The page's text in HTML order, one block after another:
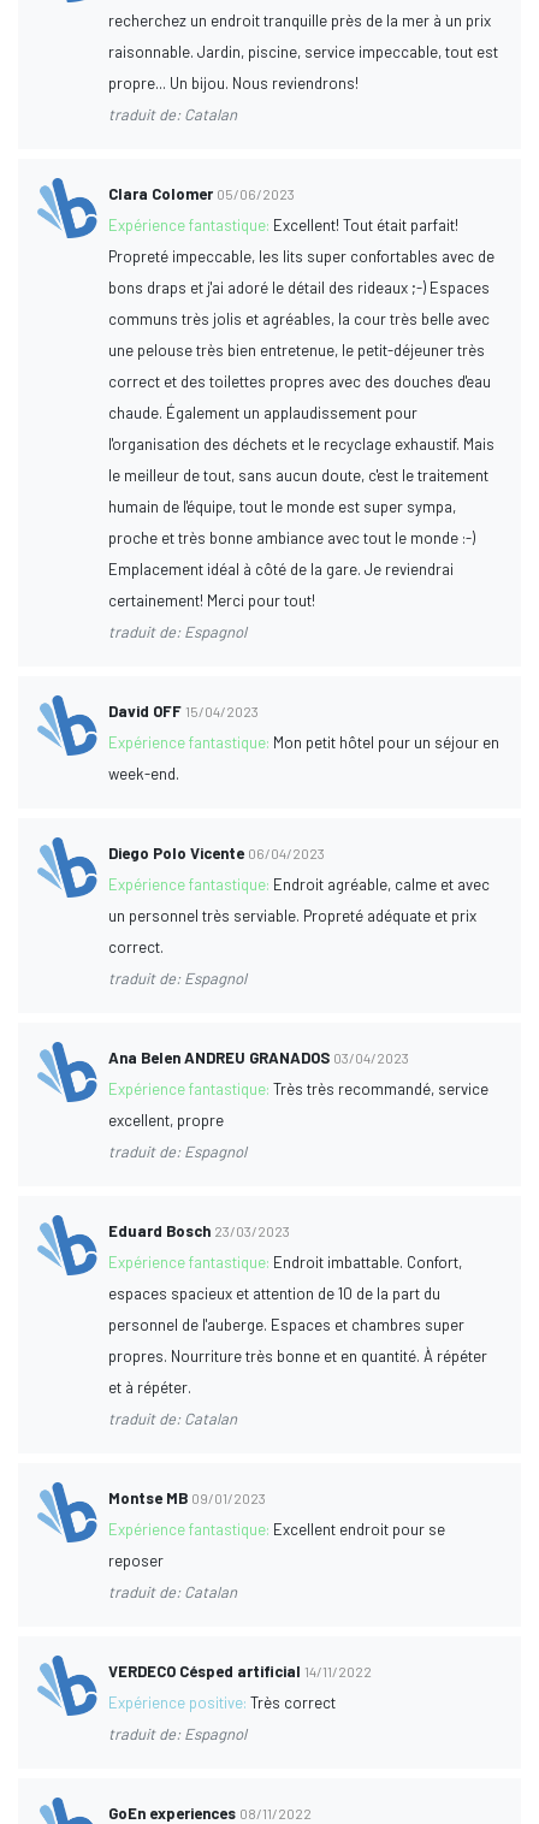
recherchez un endroit tranquille près de la mer à un prix
raisonnable. Jardin, piscine, service impeccable, tout est
propre... Un bijou. Nous reviendrons!
traduit de: Catalan
Clara Colomer 05/06/2023
Expérience fantastique: Excellent! Tout était parfait!
Propreté impeccable, les lits super confortables avec de
bons draps et j'ai adoré le détail des rideaux ;-) Espaces
communs très jolis et agréables, la cour très belle avec
une pelouse très bien entretenue, le petit-déjeuner très
correct et des toilettes propres avec des douches d'eau
chaude. Également un applaudissement pour
l'organisation des déchets et le recyclage exhaustif. Mais
le meilleur de tout, sans aucun doute, c'est le traitement
humain de l'équipe, tout le monde est super sympa,
proche et très bonne ambiance avec tout le monde :-)
Emplacement idéal à côté de la gare. Je reviendrai
certainement! Merci pour tout!
traduit de: Espagnol
David OFF 15/04/2023
Expérience fantastique: Mon petit hôtel pour un séjour en
week-end.
Diego Polo Vicente 06/04/2023
Expérience fantastique: Endroit agréable, calme et avec
un personnel très serviable. Propreté adéquate et prix
correct.
traduit de: Espagnol
Ana Belen ANDREU GRANADOS 03/04/2023
Expérience fantastique:Très très recommandé, service
excellent, propre
traduit de: Espagnol
Eduard Bosch 23/03/2023
Expérience fantastique: Endroit imbattable. Confort,
espaces spacieux et attention de 10 de la part du
personnel de l'auberge. Espaces et chambres super
propres. Nourriture très bonne et en quantité. À répéter
et à répéter.
traduit de: Catalan
Montse MB 09/01/2023
Expérience fantastique: Excellent endroit pour se
reposer
traduit de: Catalan
VERDECO Césped artificial 14/11/2022
Expérience positive:Très correct
traduit de: Espagnol
GoEn experiences 08/11/2022